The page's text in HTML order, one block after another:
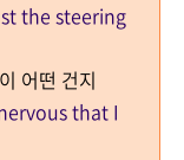
the steering
어떤 건지
that I